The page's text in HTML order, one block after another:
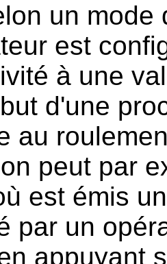
un mode
est
à une
d'une
au
peut par
est émis
par un
appuyant